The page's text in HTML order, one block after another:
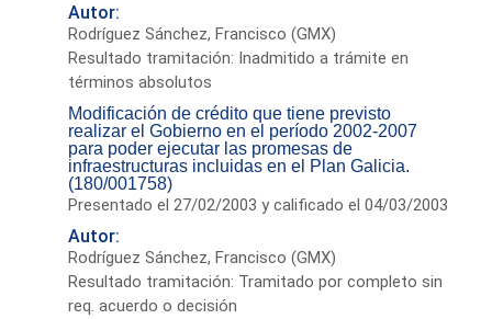
Autor:
Rodríguez Sánchez, Francisco (GMX)
Resultado tramitación: Inadmitido a trámite en
términos absolutos
Modificación de crédito que tiene previsto
realizar el Gobierno en el período 2002-2007
para poder ejecutar las promesas de
infraestructuras incluidas en el Plan Galicia.
(180/001758)
Presentado el 27/02/2003 y calificado el 04/03/2003
Autor:
Rodríguez Sánchez, Francisco (GMX)
Resultado tramitación: Tramitado por completo sin
req. acuerdo o decisión